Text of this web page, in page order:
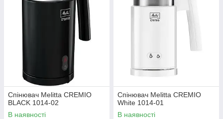
Спінювач Melitta CREMIO
BLACK 1014-02
В наявності
Спінювач Melitta CREMIO
White 1014-01
В наявності